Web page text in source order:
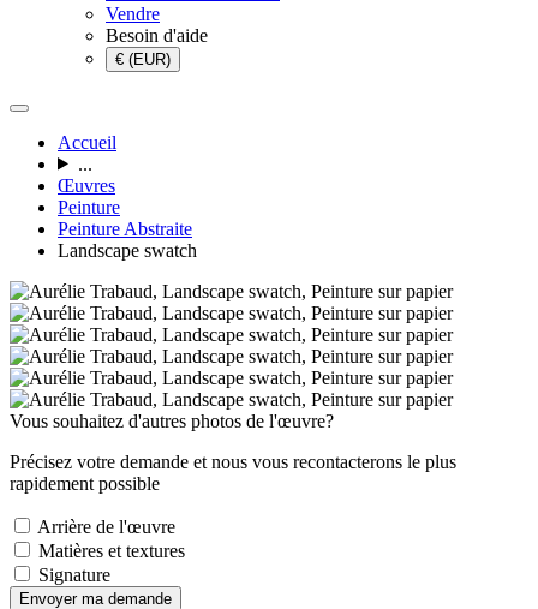
Vendre
Besoin d'aide
€ (EUR)
Accueil
...
Œuvres
Peinture
Peinture Abstraite
Landscape swatch
Vous souhaitez d'autres photos de l'œuvre?
Précisez votre demande et nous vous recontacterons le plus
rapidement possible
Arrière de l'œuvre
Matières et textures
Signature
Envoyer ma demande